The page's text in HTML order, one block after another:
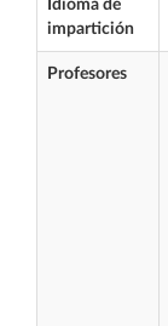
Idioma de
impartición
Profesores